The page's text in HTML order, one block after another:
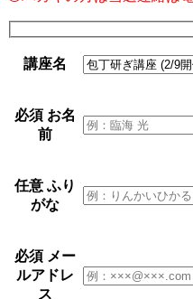
講座名
必須 お名
前
任意 ふり
がな
必須 メー
ルアドレ
ス